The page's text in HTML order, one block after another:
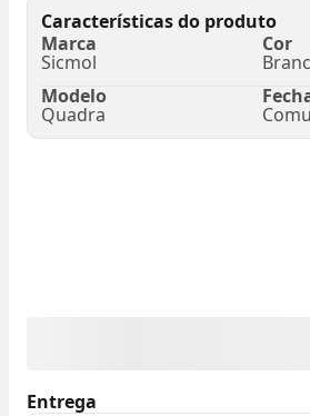
Características do produto
Marca
Sicmol
Cor
Modelo
Quadra
Entrega